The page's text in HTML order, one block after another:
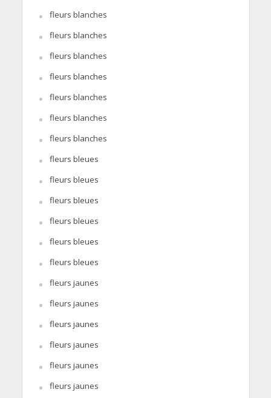
fleurs blanches
fleurs blanches
fleurs blanches
fleurs blanches
fleurs blanches
fleurs blanches
fleurs blanches
fleurs bleues
fleurs bleues
fleurs bleues
fleurs bleues
fleurs bleues
fleurs bleues
fleurs jaunes
fleurs jaunes
fleurs jaunes
fleurs jaunes
fleurs jaunes
fleurs jaunes